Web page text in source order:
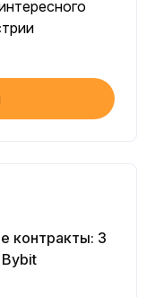
контракты: 3
Bybit